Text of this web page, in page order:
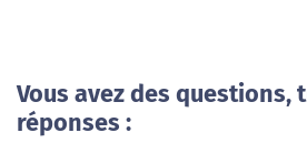
Vous avez des questions,
réponses :